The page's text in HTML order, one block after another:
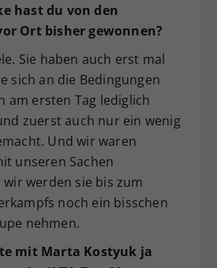
hast du von den
Ort bisher gewonnen?
Sie haben auch erst mal
sich an die Bedingungen
am ersten Tag lediglich
zuerst auch nur ein wenig
Und wir waren
unseren Sachen
werden sie bis zum
noch ein bisschen
nehmen.
mit Marta Kostyuk ja